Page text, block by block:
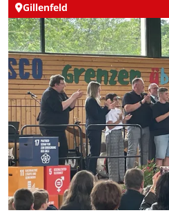
Gillenfeld